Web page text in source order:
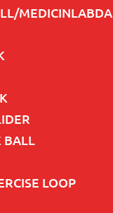
MEDICINLABDA
BALL
LOOP